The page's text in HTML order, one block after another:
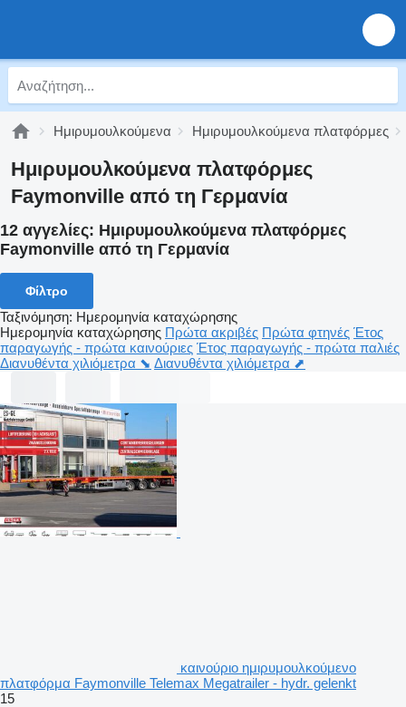
Ημιρυμουλκούμενα Ημιρυμουλκούμενα πλατφόρμες
Ημιρυμουλκούμενα πλατφόρμες
Faymonville από τη Γερμανία
12 αγγελίες: Ημιρυμουλκούμενα πλατφόρμες
Faymonville από τη Γερμανία
Φίλτρο
Ταξινόμηση: Ημερομηνία καταχώρησης
Ημερομηνία καταχώρησης Πρώτα ακριβές Πρώτα φτηνές Έτος
παραγωγής - πρώτα καινούριες Έτος παραγωγής - πρώτα παλιές
Διανυθέντα χιλιόμετρα ⬊ Διανυθέντα χιλιόμετρα ⬈
καινούριο ημιρυμουλκούμενο
πλατφόρμα Faymonville Telemax Megatrailer - hydr. gelenkt
15